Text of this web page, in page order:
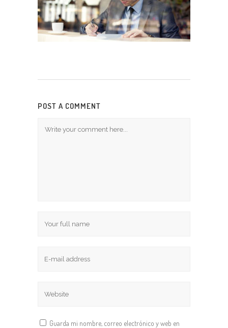
POST A COMMENT
Guarda mi nombre, correo electrónico y web en